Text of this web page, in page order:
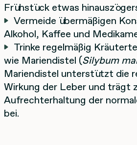
Frühstück etwas
Vermeide übermäßigen
Alkohol, Kaffee und
Trinke regelmäßig
wie Mariendistel (Silybum
Mariendistel unterstützt die
Wirkung der Leber und trägt
Aufrechterhaltung der
bei.